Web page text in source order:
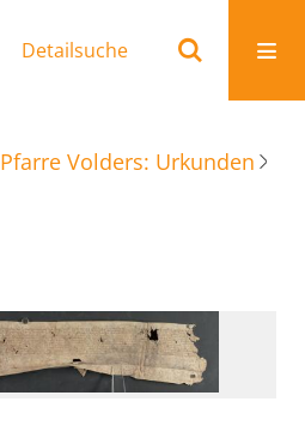
Detailsuche
Pfarre Volders: Urkunden